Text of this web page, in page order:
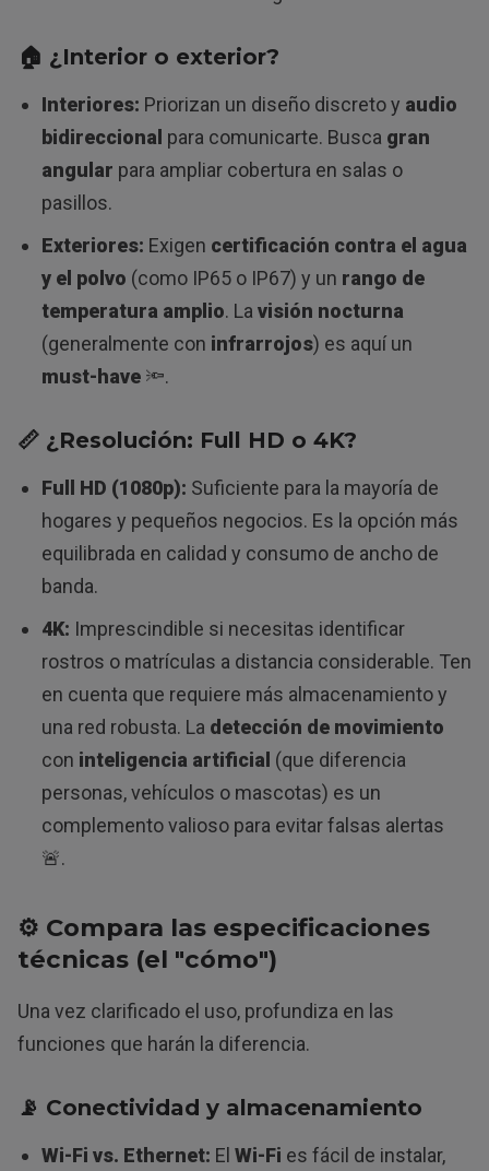
🏠 ¿Interior o exterior?
Interiores: Priorizan un diseño discreto y audio
bidireccional para comunicarte. Busca gran
angular para ampliar cobertura en salas o
pasillos.
Exteriores: Exigen certificación contra el agua
y el polvo (como IP65 o IP67) y un rango de
temperatura amplio. La visión nocturna
(generalmente con infrarrojos) es aquí un
must-have🔦.
📏 ¿Resolución: Full HD o 4K?
Full HD (1080p): Suficiente para la mayoría de
hogares y pequeños negocios. Es la opción más
equilibrada en calidad y consumo de ancho de
banda.
4K: Imprescindible si necesitas identificar
rostros o matrículas a distancia considerable. Ten
en cuenta que requiere más almacenamiento y
una red robusta. La detección de movimiento
con inteligencia artificial (que diferencia
personas, vehículos o mascotas) es un
complemento valioso para evitar falsas alertas
🚨.
⚙️ Compara las especificaciones
técnicas (el "cómo")
Una vez clarificado el uso, profundiza en las
funciones que harán la diferencia.
📡 Conectividad y almacenamiento
Wi-Fi vs. Ethernet: El Wi-Fi es fácil de instalar,